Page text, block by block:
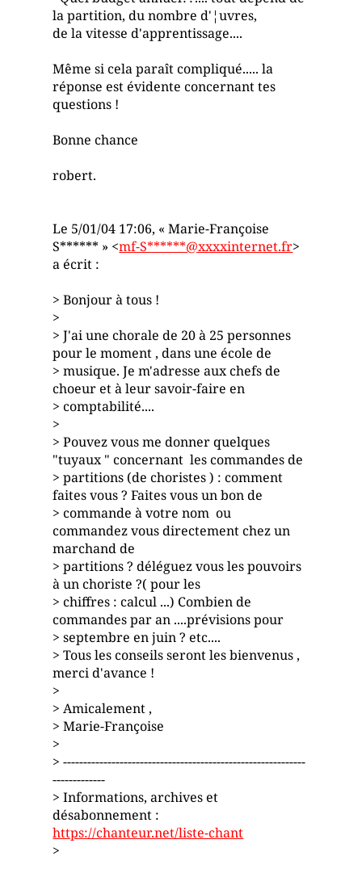
la partition, du nombre d'¦uvres,
de la vitesse d'apprentissage....
Même si cela paraît compliqué..... la
réponse est évidente concernant tes
questions !
Bonne chance
robert.
Le 5/01/04 17:06, « Marie-Françoise
S****** » <mf-S******@xxxxinternet.fr>
a écrit :
> Bonjour à tous !
>
> J'ai une chorale de 20 à 25 personnes
pour le moment , dans une école de
> musique. Je m'adresse aux chefs de
choeur et à leur savoir-faire en
> comptabilité....
>
> Pouvez vous me donner quelques
"tuyaux " concernant les commandes de
> partitions (de choristes ) : comment
faites vous ? Faites vous un bon de
> commande à votre nom ou
commandez vous directement chez un
marchand de
> partitions ? déléguez vous les pouvoirs
à un choriste ?( pour les
> chiffres : calcul ...) Combien de
commandes par an ....prévisions pour
> septembre en juin ? etc....
> Tous les conseils seront les bienvenus ,
merci d'avance !
>
> Amicalement ,
> Marie-Françoise
>
> ------------------------------------------------------------
-------------
> Informations, archives et
désabonnement :
https://chanteur.net/liste-chant
>